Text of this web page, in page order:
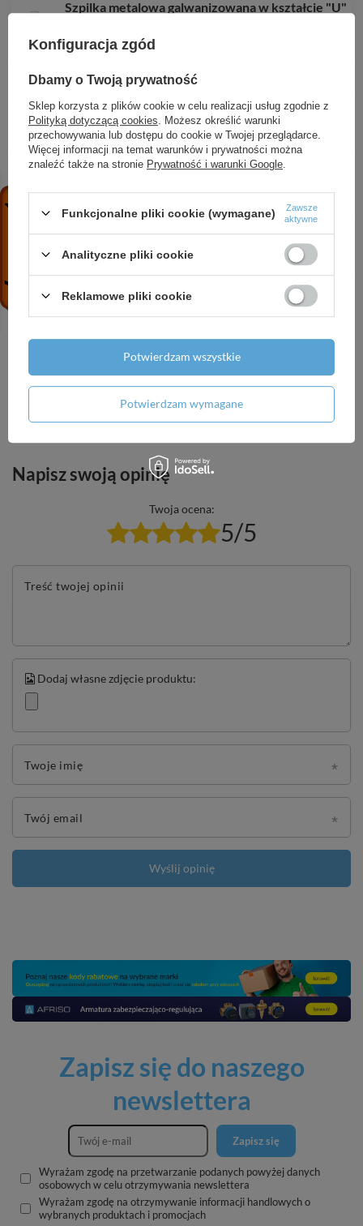
Szpilka metalowa galwanizowana w kształcie "U"
54,03 zł / szt.
Agrowłóknina 80 czarna,
10,48 zł / szt.
100szt.
17,71 zł / szt.
Agrotkanina antychwastowa PP, czarna UV, 90g,
340,30 zł / szt.
Potrzebujesz pomocy? Masz pytania?
Zadaj pytanie a my odpowiemy niezwłocznie,
najciekawsze pytania i odpowiedzi publikując
Zadaj pytanie
Napisz swoją opinię
Twoja ocena:
5/5
Treść twojej opinii
Dodaj własne zdjęcie produktu:
Twoje imię
Twój email
Wyślij opinię
Zapisz się do naszego
newslettera
Zapisz się
Wyrażam zgodę na przetwarzanie podanych powyżej danych
osobowych w celu otrzymywania newslettera
Wyrażam zgodę na otrzymywanie informacji handlowych o
wybranych produktach i promocjach
Konfiguracja zgód
Dbamy o Twoją prywatność
Sklep korzysta z plików cookie w celu realizacji usług zgodnie z
Polityką dotyczącą cookies . Możesz określić warunki
przechowywania lub dostępu do cookie w Twojej przeglądarce.
Więcej informacji na temat warunków i prywatności można
znaleźć także na stronie Prywatność i warunki Google
Funkcjonalne pliki cookie (wymagane) Zawsze
aktywne
Analityczne pliki cookie
Reklamowe pliki cookie
Potwierdzam wymagane
Potwierdzam wszystkie